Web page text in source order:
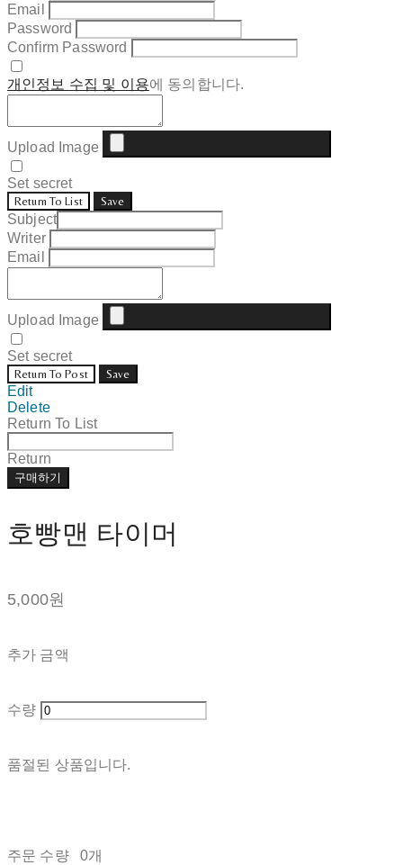
Email
Password
Confirm Password
개인정보 수집 및 이용에 동의합니다.
Upload Image
Set secret
Return To List Save
Subject
Writer
Email
Upload Image
Set secret
Return To Post Save
Edit
Delete
Return To List
Return
구매하기
호빵맨 타이머
5,000원
추가 금액
수량
품절된 상품입니다.
주문 수량
0개